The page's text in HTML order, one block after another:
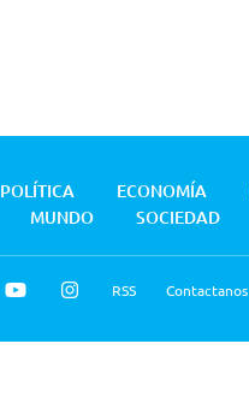
POLÍTICA ECONOMÍA
MUNDO SOCIEDAD
RSS Contactanos